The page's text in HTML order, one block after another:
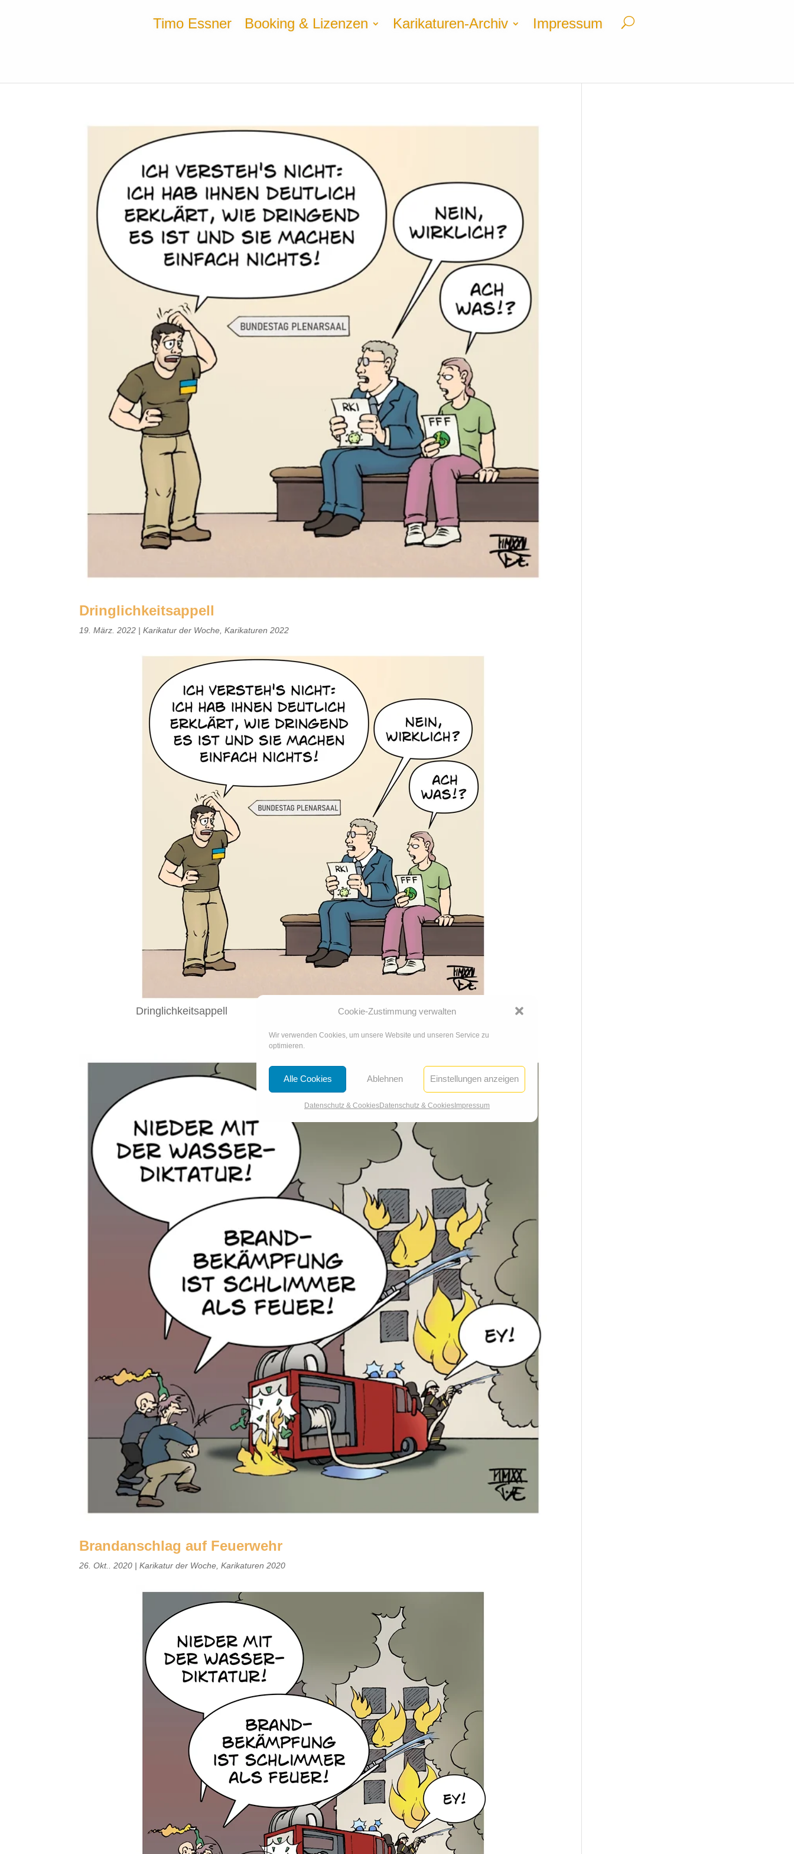
Cookie-Zustimmung verwalten
Wir verwenden Cookies, um unsere Website und unseren Service zu
optimieren.
Alle Cookies Ablehnen Einstellungen anzeigen
Datenschutz & CookiesDatenschutz & CookiesImpressum
Timo Essner Booking & Lizenzen Karikaturen-Archiv Impressum
Dringlichkeitsappell
19. März. 2022 |Karikatur der Woche ,Karikaturen 2022
Dringlichkeitsappell
Brandanschlag auf Feuerwehr
26. Okt.. 2020 |Karikatur der Woche,Karikaturen 2020